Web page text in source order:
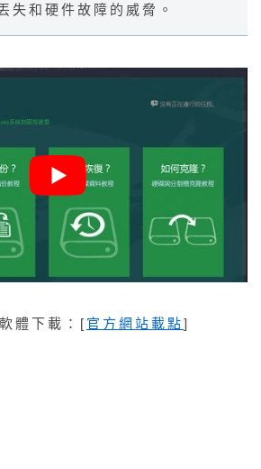
失和硬件故障的威脅。
體下載：[ 官方網站載點]